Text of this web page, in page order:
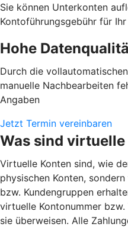
Sie können Unterkonten
Kontoführungsgebühr für
Hohe
Durch die
manuelle Nachbearbeiten
Angaben
Jetzt Termin vereinbaren
Was sind virtuelle
Virtuelle Konten sind, wie
physischen Konten,
bzw. Kundengruppen
virtuelle Kontonummer
sie überweisen. Alle